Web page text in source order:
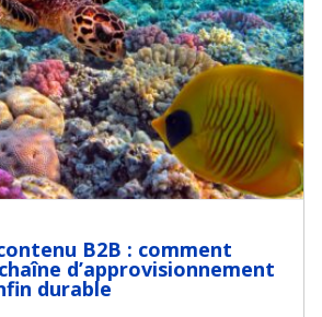
B2B : comment
d’approvisionnement
durable